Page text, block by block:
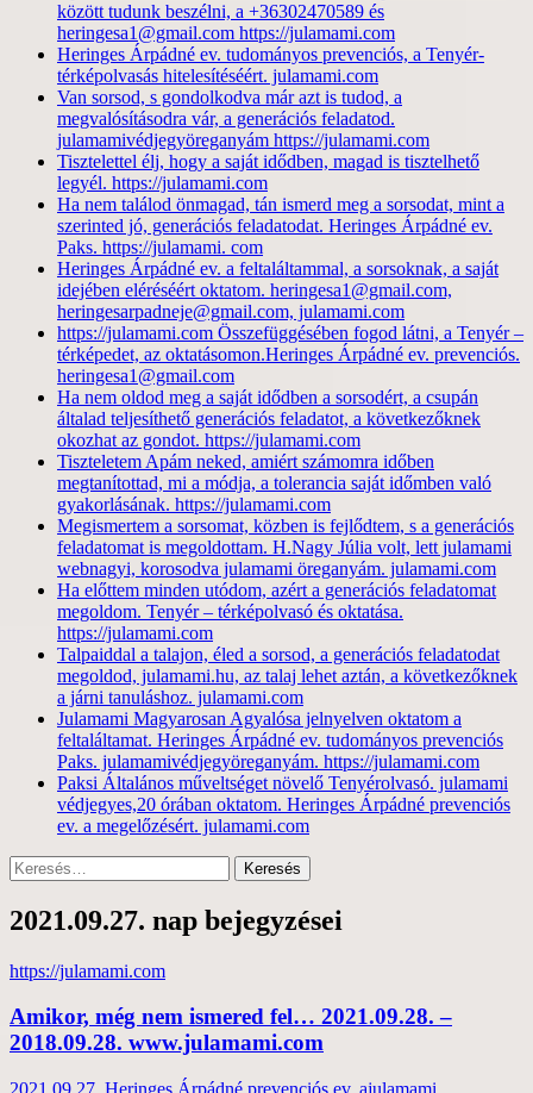
között tudunk beszélni, a +36302470589 és
heringesa1@gmail.com https://julamami.com
Heringes Árpádné ev. tudományos prevenciós, a Tenyér-
térképolvasás hitelesítéséért. julamami.com
Van sorsod, s gondolkodva már azt is tudod, a
megvalósításodra vár, a generációs feladatod.
julamamivédjegyöreganyám https://julamami.com
Tisztelettel élj, hogy a saját idődben, magad is tisztelhető
legyél. https://julamami.com
Ha nem találod önmagad, tán ismerd meg a sorsodat, mint a
szerinted jó, generációs feladatodat. Heringes Árpádné ev.
Paks. https://julamami. com
Heringes Árpádné ev. a feltaláltammal, a sorsoknak, a saját
idejében eléréséért oktatom. heringesa1@gmail.com,
heringesarpadneje@gmail.com, julamami.com
https://julamami.com Összefüggésében fogod látni, a Tenyér –
térképedet, az oktatásomon.Heringes Árpádné ev. prevenciós.
heringesa1@gmail.com
Ha nem oldod meg a saját idődben a sorsodért, a csupán
általad teljesíthető generációs feladatot, a következőknek
okozhat az gondot. https://julamami.com
Tiszteletem Apám neked, amiért számomra időben
megtanítottad, mi a módja, a tolerancia saját időmben való
gyakorlásának. https://julamami.com
Megismertem a sorsomat, közben is fejlődtem, s a generációs
feladatomat is megoldottam. H.Nagy Júlia volt, lett julamami
webnagyi, korosodva julamami öreganyám. julamami.com
Ha előttem minden utódom, azért a generációs feladatomat
megoldom. Tenyér – térképolvasó és oktatása.
https://julamami.com
Talpaiddal a talajon, éled a sorsod, a generációs feladatodat
megoldod, julamami.hu, az talaj lehet aztán, a következőknek
a járni tanuláshoz. julamami.com
Julamami Magyarosan Agyalósa jelnyelven oktatom a
feltaláltamat. Heringes Árpádné ev. tudományos prevenciós
Paks. julamamivédjegyöreganyám. https://julamami.com
Paksi Általános műveltséget növelő Tenyérolvasó. julamami
védjegyes,20 órában oktatom. Heringes Árpádné prevenciós
ev. a megelőzésért. julamami.com
Keresés:
2021.09.27. nap bejegyzései
https://julamami.com
Amikor, még nem ismered fel… 2021.09.28. –
2018.09.28. www.julamami.com